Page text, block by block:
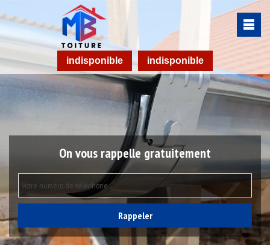
indisponible indisponible
On vous rappelle gratuitement